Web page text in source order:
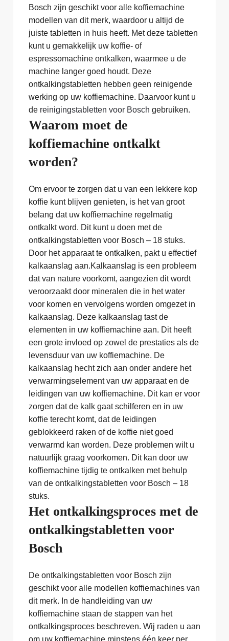
Bosch zijn geschikt voor alle koffiemachine
modellen van dit merk, waardoor u altijd de
juiste tabletten in huis heeft. Met deze tabletten
kunt u gemakkelijk uw koffie- of
espressomachine ontkalken, waarmee u de
machine langer goed houdt. Deze
ontkalkingstabletten hebben geen reinigende
werking op uw koffiemachine. Daarvoor kunt u
de reinigingstabletten voor Bosch gebruiken.
Waarom moet de
koffiemachine ontkalkt
worden?
Om ervoor te zorgen dat u van een lekkere kop
koffie kunt blijven genieten, is het van groot
belang dat uw koffiemachine regelmatig
ontkalkt word. Dit kunt u doen met de
ontkalkingstabletten voor Bosch – 18 stuks.
Door het apparaat te ontkalken, pakt u effectief
kalkaanslag aan.Kalkaanslag is een probleem
dat van nature voorkomt, aangezien dit wordt
veroorzaakt door mineralen die in het water
voor komen en vervolgens worden omgezet in
kalkaanslag. Deze kalkaanslag tast de
elementen in uw koffiemachine aan. Dit heeft
een grote invloed op zowel de prestaties als de
levensduur van uw koffiemachine. De
kalkaanslag hecht zich aan onder andere het
verwarmingselement van uw apparaat en de
leidingen van uw koffiemachine. Dit kan er voor
zorgen dat de kalk gaat schilferen en in uw
koffie terecht komt, dat de leidingen
geblokkeerd raken of de koffie niet goed
verwarmd kan worden. Deze problemen wilt u
natuurlijk graag voorkomen. Dit kan door uw
koffiemachine tijdig te ontkalken met behulp
van de ontkalkingstabletten voor Bosch – 18
stuks.
Het ontkalkingsproces met de
ontkalkingstabletten voor
Bosch
De ontkalkingstabletten voor Bosch zijn
geschikt voor alle modellen koffiemachines van
dit merk. In de handleiding van uw
koffiemachine staan de stappen van het
ontkalkingsproces beschreven. Wij raden u aan